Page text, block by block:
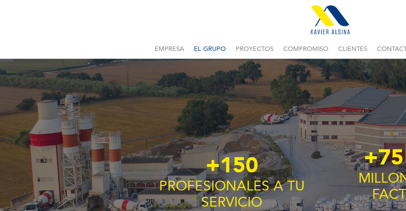
EMPRESA EL GRUPO PROYECTOS COMPROMISO CLIENTES
+150
PROFESIONALES A TU
SERVICIO
+75